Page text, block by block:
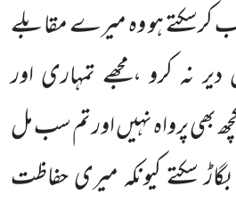
کرسکتے ہو وہ میرے مقابلے
نہ کرو ،مجھے تمہاری اور
بھی پرواہ نہیں اور تم سبمل
سکتے کیونکہ میری حفاظت